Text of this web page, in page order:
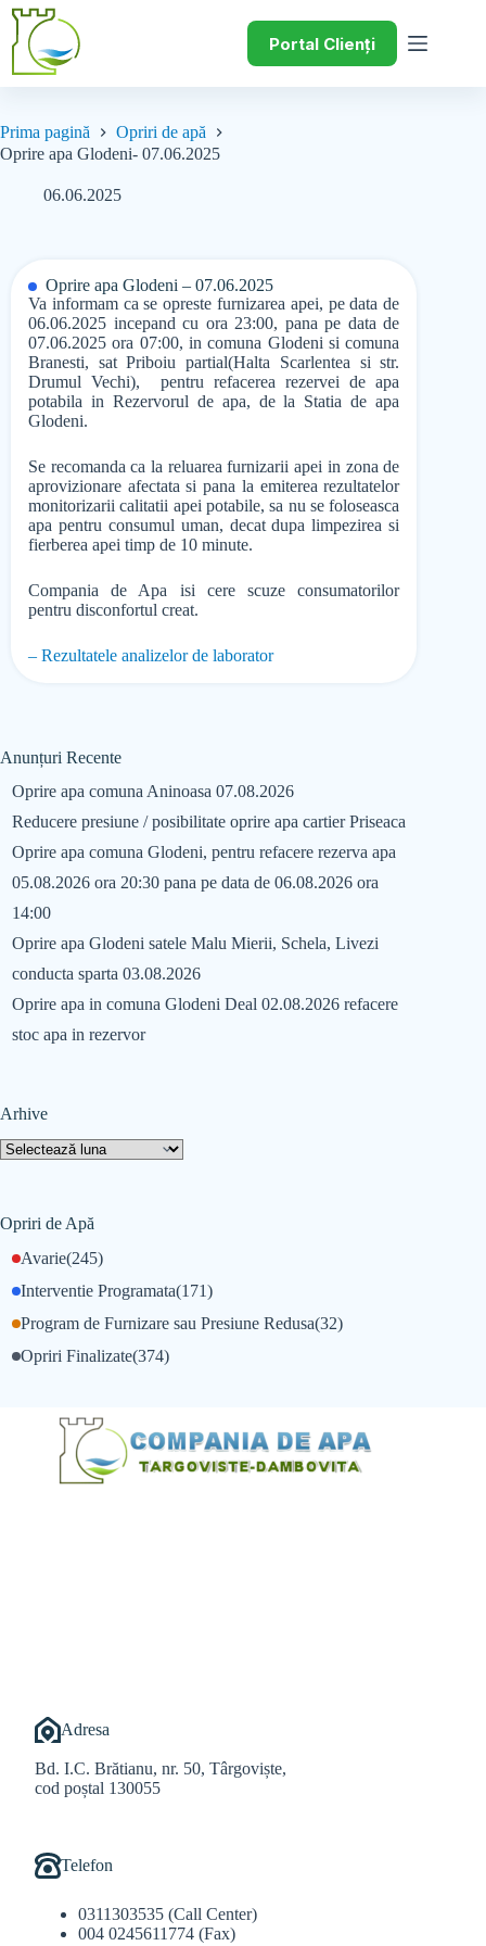
Portal Clienți
Prima pagină
Opriri de apă
Oprire apa Glodeni- 07.06.2025
06.06.2025
Oprire apa Glodeni – 07.06.2025
Va informam ca se opreste furnizarea apei, pe data de
06.06.2025 incepand cu ora 23:00, pana pe data de
07.06.2025 ora 07:00, in comuna Glodeni si comuna
Branesti, sat Priboiu partial(Halta Scarlentea si str.
Drumul Vechi), pentru refacerea rezervei de apa
potabila in Rezervorul de apa, de la Statia de apa
Glodeni.
Se recomanda ca la reluarea furnizarii apei in zona de
aprovizionare afectata si pana la emiterea rezultatelor
monitorizarii calitatii apei potabile, sa nu se foloseasca
apa pentru consumul uman, decat dupa limpezirea si
fierberea apei timp de 10 minute.
Compania de Apa isi cere scuze consumatorilor
pentru disconfortul creat.
– Rezultatele analizelor de laborator
Anunțuri Recente
Oprire apa comuna Aninoasa 07.08.2026
Reducere presiune / posibilitate oprire apa cartier Priseaca
Oprire apa comuna Glodeni, pentru refacere rezerva apa
05.08.2026 ora 20:30 pana pe data de 06.08.2026 ora
14:00
Oprire apa Glodeni satele Malu Mierii, Schela, Livezi
conducta sparta 03.08.2026
Oprire apa in comuna Glodeni Deal 02.08.2026 refacere
stoc apa in rezervor
Arhive
Opriri de Apă
Avarie(245)
Interventie Programata(171)
Opriri Finalizate(374)
Program de Furnizare sau Presiune Redusa(32)
Adresa
Bd. I.C. Brătianu, nr. 50, Târgoviște,
cod poștal 130055
Telefon
0311303535 (Call Center)
004 0245611774 (Fax)